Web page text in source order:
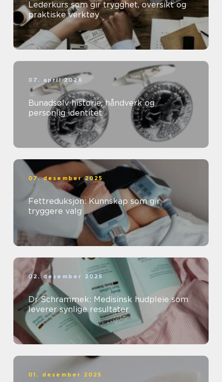
Lederkurs som gir trygghet, oversikt og
praktiske verktøy
07. april 2026
Bunadsølv historie, håndverk og
personlig identitet
07. desember 2025
Fettreduksjon: Kunnskap som gir
tryggere valg
02. desember 2025
Dr Schrammek: Medisinsk hudpleie som
leverer synlige resultater
01. desember 2025